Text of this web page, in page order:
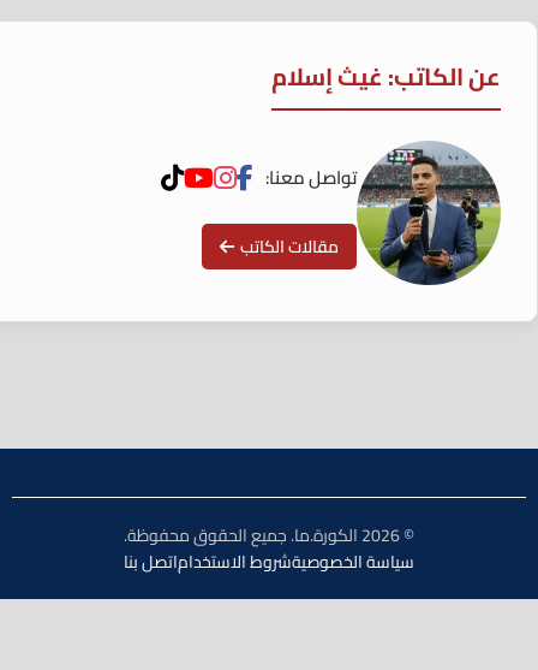
عن الكاتب: غيث إسلام
تواصل معنا:
مقالات الكاتب
سياسة الخصوصيةشروط الاستخداماتصل بنا